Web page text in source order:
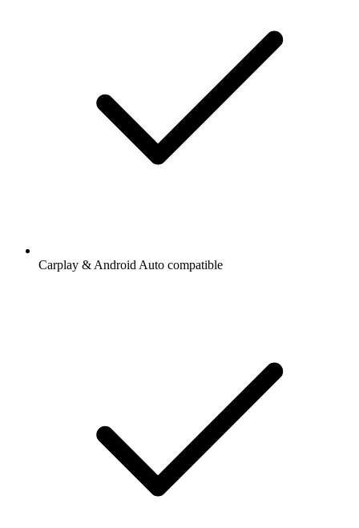
Carplay & Android Auto compatible